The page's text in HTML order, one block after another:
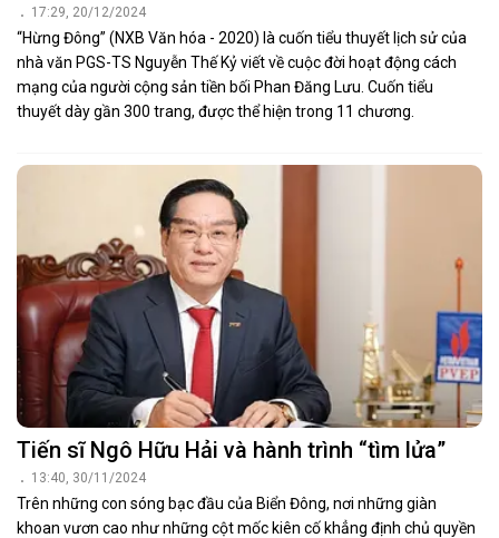
17:29, 20/12/2024
“Hừng Đông” (NXB Văn hóa - 2020) là cuốn tiểu thuyết lịch sử của
nhà văn PGS-TS Nguyễn Thế Kỷ viết về cuộc đời hoạt động cách
mạng của người cộng sản tiền bối Phan Đăng Lưu. Cuốn tiểu
thuyết dày gần 300 trang, được thể hiện trong 11 chương.
Tiến sĩ Ngô Hữu Hải và hành trình “tìm lửa”
13:40, 30/11/2024
Trên những con sóng bạc đầu của Biển Đông, nơi những giàn
khoan vươn cao như những cột mốc kiên cố khẳng định chủ quyền